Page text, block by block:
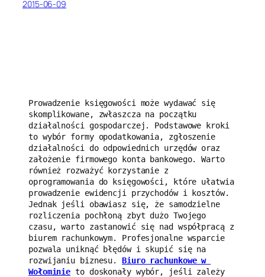
2015-06-09
Prowadzenie księgowości może wydawać się
skomplikowane, zwłaszcza na początku
działalności gospodarczej. Podstawowe kroki
to wybór formy opodatkowania, zgłoszenie
działalności do odpowiednich urzędów oraz
założenie firmowego konta bankowego. Warto
również rozważyć korzystanie z
oprogramowania do księgowości, które ułatwia
prowadzenie ewidencji przychodów i kosztów.
Jednak jeśli obawiasz się, że samodzielne
rozliczenia pochłoną zbyt dużo Twojego
czasu, warto zastanowić się nad współpracą z
biurem rachunkowym. Profesjonalne wsparcie
pozwala uniknąć błędów i skupić się na
rozwijaniu biznesu. Biuro rachunkowe w
Wołominie to doskonały wybór, jeśli zależy